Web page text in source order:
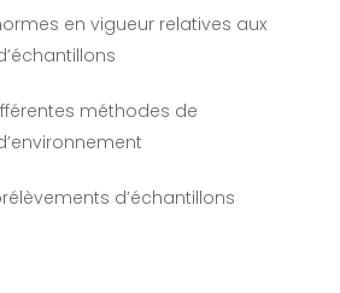
en vigueur relatives aux
méthodes de
d’échantillons